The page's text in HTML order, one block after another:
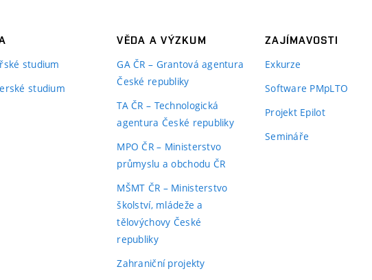
studium
studium
VĚDA A VÝZKUM
GA ČR – Grantová agentura
České republiky
TA ČR – Technologická
agentura České republiky
MPO ČR – Ministerstvo
průmyslu a obchodu ČR
MŠMT ČR – Ministerstvo
školství, mládeže a
tělovýchovy České
republiky
Zahraniční projekty
ZAJÍMAVOSTI
Exkurze
Software PMpLTO
Projekt Epilot
Semináře